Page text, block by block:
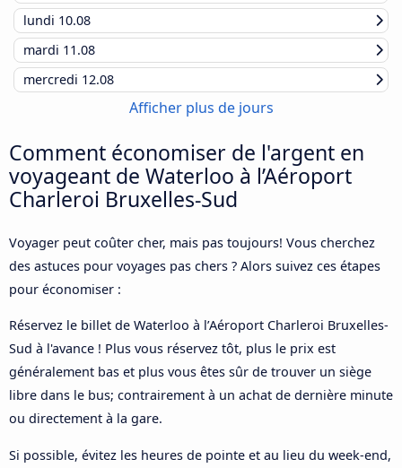
lundi 10.08
mardi 11.08
mercredi 12.08
Afficher plus de jours
Comment économiser de l'argent en
voyageant de Waterloo à l’Aéroport
Charleroi Bruxelles-Sud
Voyager peut coûter cher, mais pas toujours! Vous cherchez
des astuces pour voyages pas chers ? Alors suivez ces étapes
pour économiser :
Réservez le billet de Waterloo à l’Aéroport Charleroi Bruxelles-
Sud à l'avance ! Plus vous réservez tôt, plus le prix est
généralement bas et plus vous êtes sûr de trouver un siège
libre dans le bus; contrairement à un achat de dernière minute
ou directement à la gare.
Si possible, évitez les heures de pointe et au lieu du week-end,